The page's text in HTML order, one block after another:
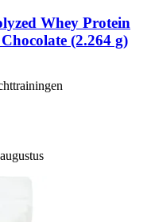
Whey Protein
(2.264 g)